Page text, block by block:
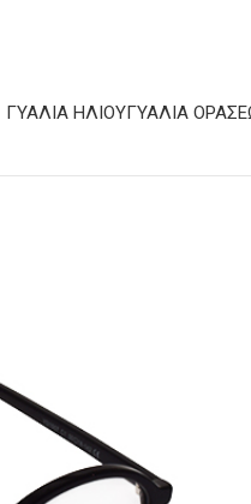
ΓΥΑΛΙΆ ΗΛΊΟΥΓΥΑΛΙΆ